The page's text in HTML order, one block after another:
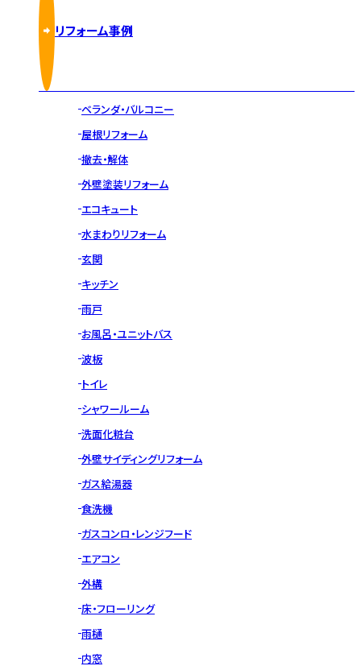
リフォーム事例
ベランダ・バルコニー
屋根リフォーム
撤去・解体
外壁塗装リフォーム
エコキュート
水まわりリフォーム
玄関
キッチン
雨戸
お風呂・ユニットバス
波板
トイレ
シャワールーム
洗面化粧台
外壁サイディングリフォーム
ガス給湯器
食洗機
ガスコンロ・レンジフード
エアコン
外構
床・フローリング
雨樋
内窓